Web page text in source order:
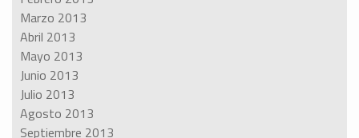
Marzo 2013
Abril 2013
Mayo 2013
Junio 2013
Julio 2013
Agosto 2013
Septiembre 2013